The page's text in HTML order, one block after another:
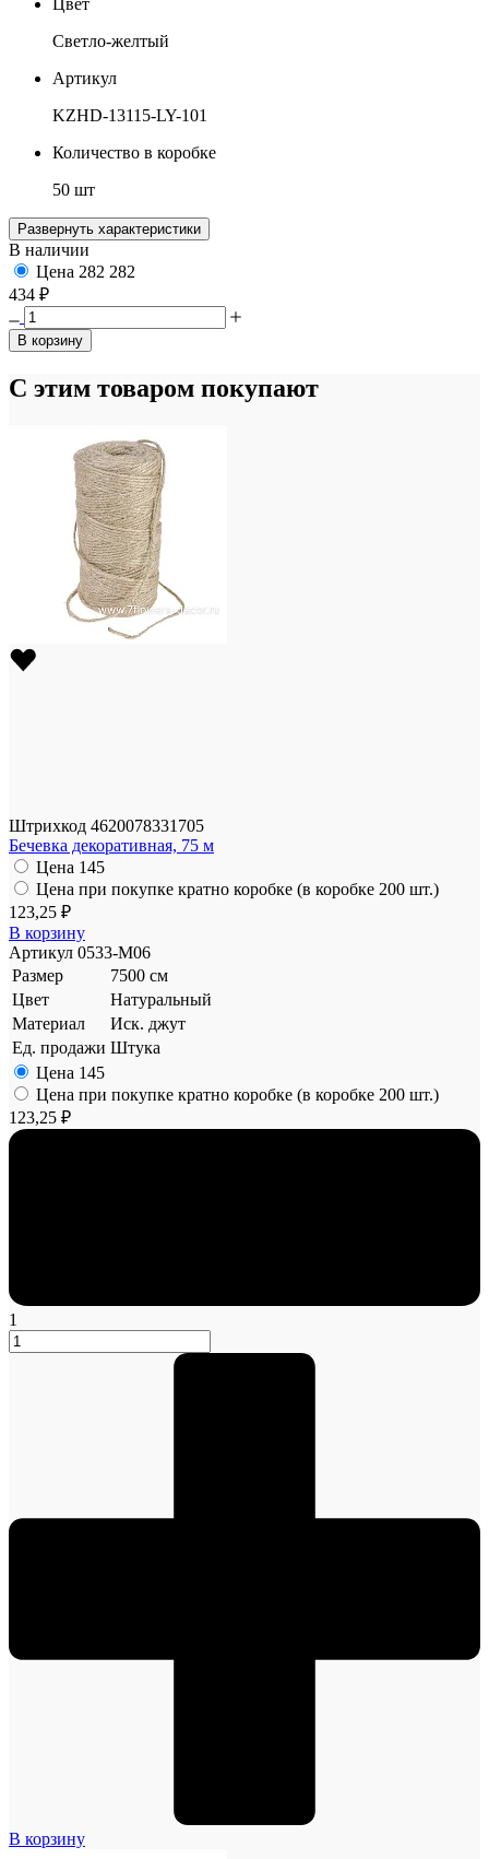
Цвет
Светло-желтый
Артикул
KZHD-13115-LY-101
Количество в коробке
50 шт
Развернуть характеристики
В наличии
Цена 282 282
434 ₽
В корзину
С этим товаром покупают
Штрихкод 4620078331705
Бечевка декоративная, 75 м
Цена 145
Цена при покупке кратно коробке (в коробке 200 шт.)
123,25 ₽
В корзину
Артикул 0533-M06
Размер
7500 см
Цвет
Натуральный
Материал
Иск. джут
Ед. продажи Штука
Цена 145
Цена при покупке кратно коробке (в коробке 200 шт.)
123,25 ₽
1
В корзину